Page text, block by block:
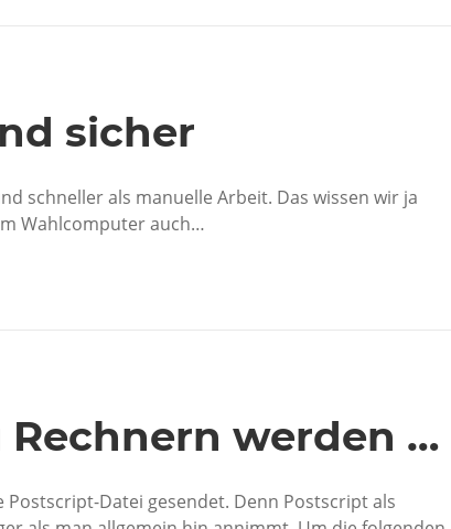
sicher
schneller als manuelle Arbeit. Das wissen wir ja
Wahlcomputer auch…
werden …
Datei gesendet. Denn Postscript als